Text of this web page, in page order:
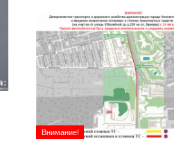
Внимание!